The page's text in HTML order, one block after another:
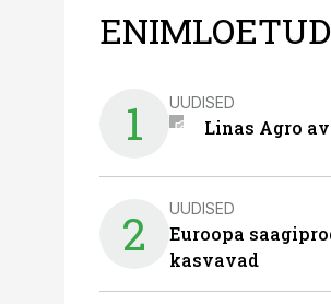
ENIMLOETUD
1 UUDISED
Linas Agro
2 UUDISED
Euroopa
kasvavad